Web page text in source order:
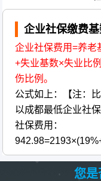
企业社保缴费
企业社保费用=养老
+失业基数×失业比
伤比例。
公式如上：【注：
以成都最低企业社
社保费用：
您是